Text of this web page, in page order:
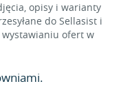
opisy i warianty
do Sellasist i
wystawianiu ofert w